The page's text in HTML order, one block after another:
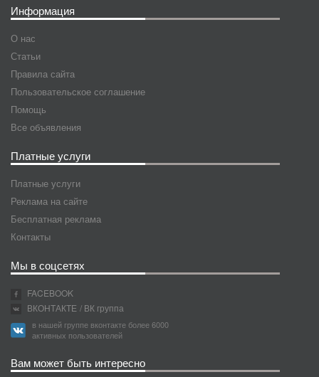
Информация
О нас
Статьи
Правила сайта
Пользовательское соглашение
Помощь
Все объявления
Платные услуги
Платные услуги
Реклама на сайте
Бесплатная реклама
Контакты
Мы в соцсетях
FACEBOOK
ВКОНТАКТЕ / ВК группа
в нашей группе вконтакте более 6000
активных пользователей
Вам может быть интересно